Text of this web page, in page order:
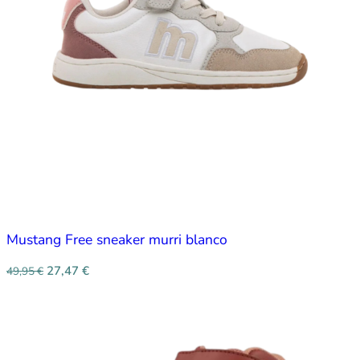
Mustang Free sneaker murri blanco
49,95€ 27,47 €